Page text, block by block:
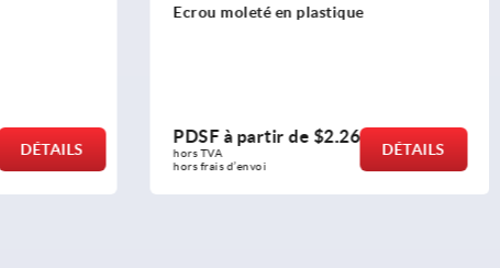
DÉTAILS
Ecrou moleté en plastique
PDSF à partir de $2.26
hors TVA
hors frais d’envoi
DÉTAILS